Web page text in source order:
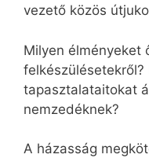
vezető közös
Milyen élményeket
tapasztalataitokat
nemzedéknek?
A házasság